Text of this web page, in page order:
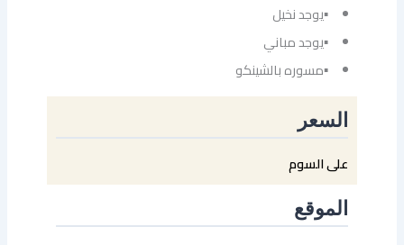
▪يوجد نخيل
▪يوجد مباني
▪مسوره بالشينكو
السعر
على السوم
الموقع